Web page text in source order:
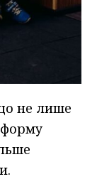
не лише